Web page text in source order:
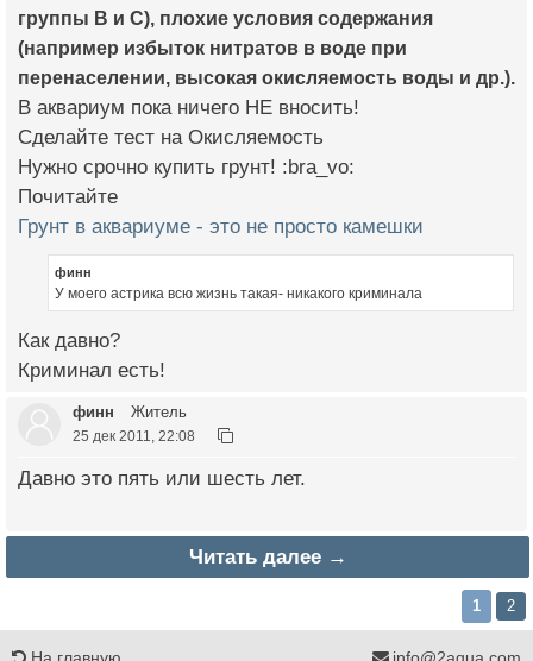
группы B и C), плохие условия содержания
(например избыток нитратов в воде при
перенаселении, высокая окисляемость воды и др.).
В аквариум пока ничего НЕ вносить!
Сделайте тест на Окисляемость
Нужно срочно купить грунт! :bra_vo:
Почитайте
Грунт в аквариуме - это не просто камешки
финн
У моего астрика всю жизнь такая- никакого криминала
Как давно?
Криминал есть!
финн Житель
25 дек 2011, 22:08
Давно это пять или шесть лет.
Читать далее →
1 2